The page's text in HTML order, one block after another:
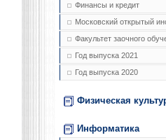
Финансы и кредит
Московский открытый
Факультет заочного
Год выпуска 2021
Год выпуска 2020
Физическая
Информатика